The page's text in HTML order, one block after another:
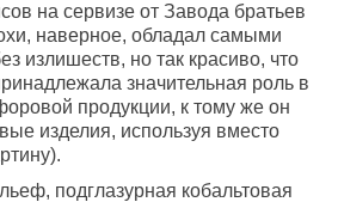
на сервизе от Завода братьев
наверное, обладал самыми
излишеств, но так красиво, что
значительная роль в
продукции, к тому же он
изделия, используя вместо
подглазурная кобальтовая